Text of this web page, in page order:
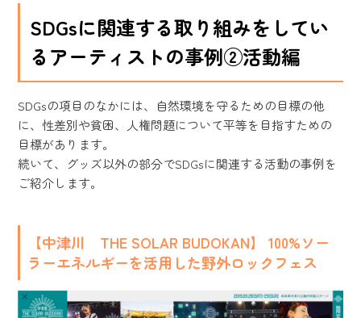
SDGsに関連する取り組みをしてい
るアーティストの事例②活動編
SDGsの項目のなかには、自然環境を守るための目標の他
に、性差別や貧困、人権問題について平等を目指すための
目標があります。
続いて、グッズ以外の部分でSDGsに関連する活動の事例を
ご紹介します。
【中津川 THE SOLAR BUDOKAN】 100%ソー
ラーエネルギーを活用した野外ロックフェス